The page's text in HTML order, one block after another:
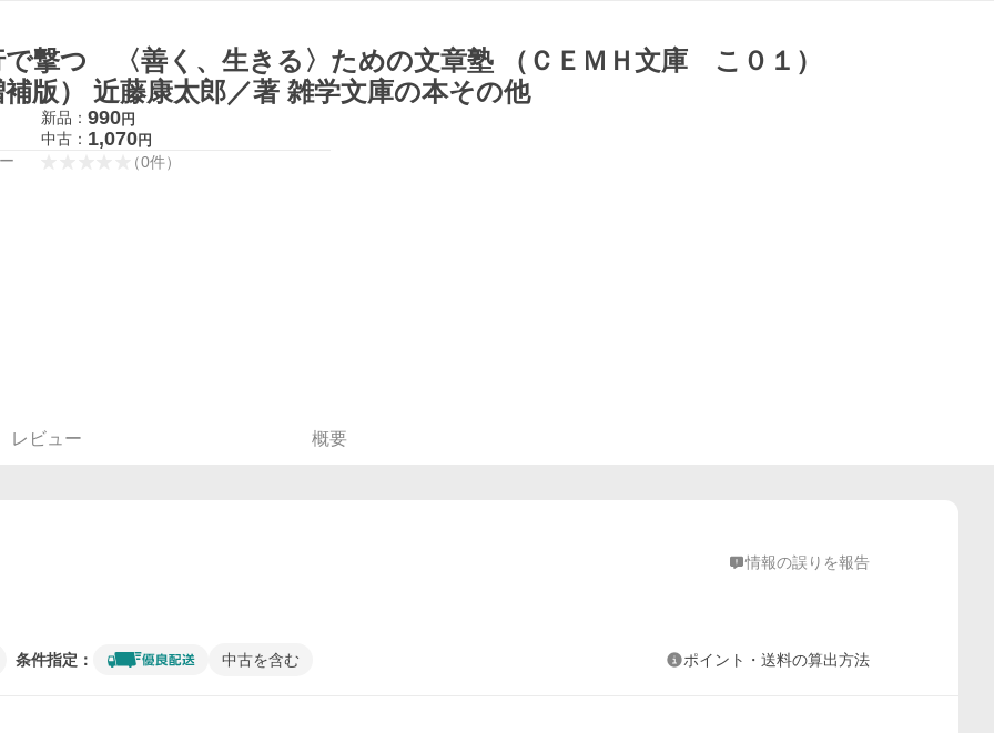
で撃つ 〈善く、生きる〉ための文章塾 （ＣＥＭＨ文庫 こ０１）
版） 近藤康太郎／著 雑学文庫の本その他
新品： 990円
中古： 1,070円
（0件）
レビュー 概要
情報の誤りを報告
条件指定： 中古を含む ポイント・送料の算出方法